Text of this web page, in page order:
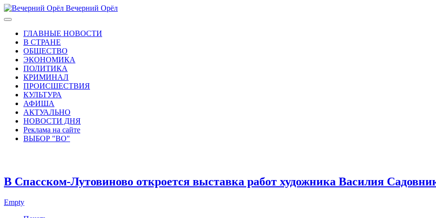
Вечерний Орёл
ГЛАВНЫЕ НОВОСТИ
В СТРАНЕ
ОБЩЕСТВО
ЭКОНОМИКА
ПОЛИТИКА
КРИМИНАЛ
ПРОИСШЕСТВИЯ
КУЛЬТУРА
АФИША
АКТУАЛЬНО
НОВОСТИ ДНЯ
Реклама на сайте
ВЫБОР "ВО"
В Спасском-Лутовиново откроется выставка работ художника Василия
Empty